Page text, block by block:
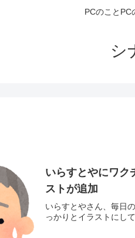
PCのことPC
シ
いらすとやにワク
ストが追加
いらすとやさん、毎日
っかりとイラストにし